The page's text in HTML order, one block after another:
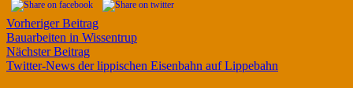
Beitragsnavigation
Vorheriger BeitragVorheriger
Beitrag:
Bauarbeiten in Wissentrup
Nächster BeitragNächster
Beitrag:
Twitter-News der lippischen Eisenbahn auf Lippebahn